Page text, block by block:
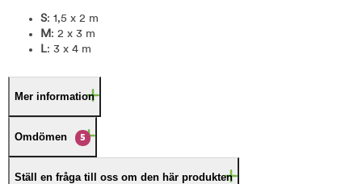
S: 1,5 x 2 m
M: 2 x 3 m
L: 3 x 4 m
Mer information
Omdömen 5
Ställ en fråga till oss om den här produkten